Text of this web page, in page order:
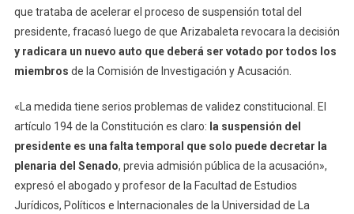
que trataba de acelerar el proceso de suspensión total del
presidente, fracasó luego de que Arizabaleta revocara la decisión
y radicara un nuevo auto que deberá ser votado por todos los
miembros de la Comisión de Investigación y Acusación.
«La medida tiene serios problemas de validez constitucional. El
artículo 194 de la Constitución es claro: la suspensión del
presidente es una falta temporal que solo puede decretar la
plenaria del Senado, previa admisión pública de la acusación»,
expresó el abogado y profesor de la Facultad de Estudios
Jurídicos, Políticos e Internacionales de la Universidad de La